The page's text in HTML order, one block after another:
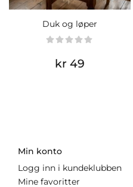
Duk og løper
kr 49
Min konto
Logg inn i kundeklubben
Mine favoritter